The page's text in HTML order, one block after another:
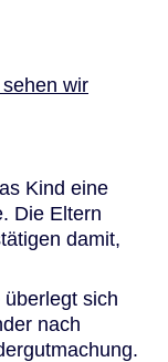
wir
Kind eine
Die Eltern
damit,
sich
nach